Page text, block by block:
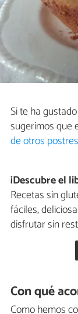
Si te ha
sugerimos que
de otros postres
¡Descubre el
Recetas sin
fáciles,
disfrutar sin
Con qué
Como hemos